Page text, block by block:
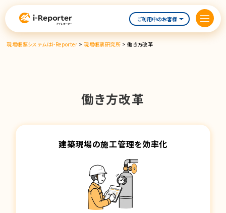
容
ご利用中のお客様
現場帳票システムはi-Reporter >現場帳票研究所 >働き方改革
働き方改革
建築現場の施工管理を効率化